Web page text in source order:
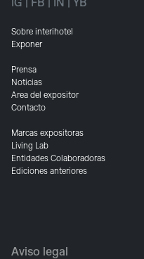
IG FB IN YB
Sobre interihotel
Exponer
Prensa
Noticias
Area del expositor
Contacto
Marcas expositoras
Living Lab
Entidades Colaboradoras
Ediciones anteriores
Aviso legal